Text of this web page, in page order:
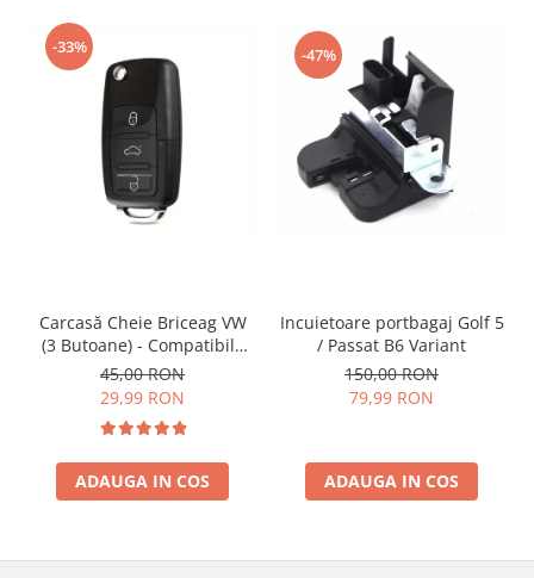
-33%
Carcasă Cheie Briceag VW
(3 Butoane) - Compatibilă
Golf 5, Jetta, Touran etc
45,00 RON
29,99 RON
ADAUGA IN COS
-47%
Incuietoare portbagaj Golf 5
/ Passat B6 Variant
150,00 RON
79,99 RON
ADAUGA IN COS